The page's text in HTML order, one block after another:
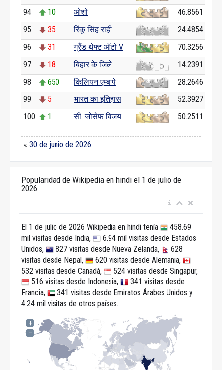
94
10 ओशो
46.8561
95
35 रिंकू सिंह राही
24.4854
96
31 ग्रैंड थेफ्ट ऑटो V
70.3256
97
18 बिहार के जिले
14.2391
98
650 किलियन एम्बापे
28.2646
99
5 भारत का इतिहास
52.3927
100
1 सी. जोसेफ विजय 50.2511
« 30 de junio de 2026
Popularidad de Wikipedia en hindi el 1 de julio de
2026
El 1 de julio de 2026 Wikipedia en hindi tenía
458.69
mil visitas desde India,
6.94 mil visitas desde Estados
Unidos,
827 visitas desde Nueva Zelanda,
628
visitas desde Nepal,
620 visitas desde Alemania,
532 visitas desde Canadá,
524 visitas desde Singapur,
516 visitas desde Indonesia,
341 visitas desde
Francia,
341 visitas desde Emiratos Árabes Unidos y
4.24 mil visitas de otros países.
+
−